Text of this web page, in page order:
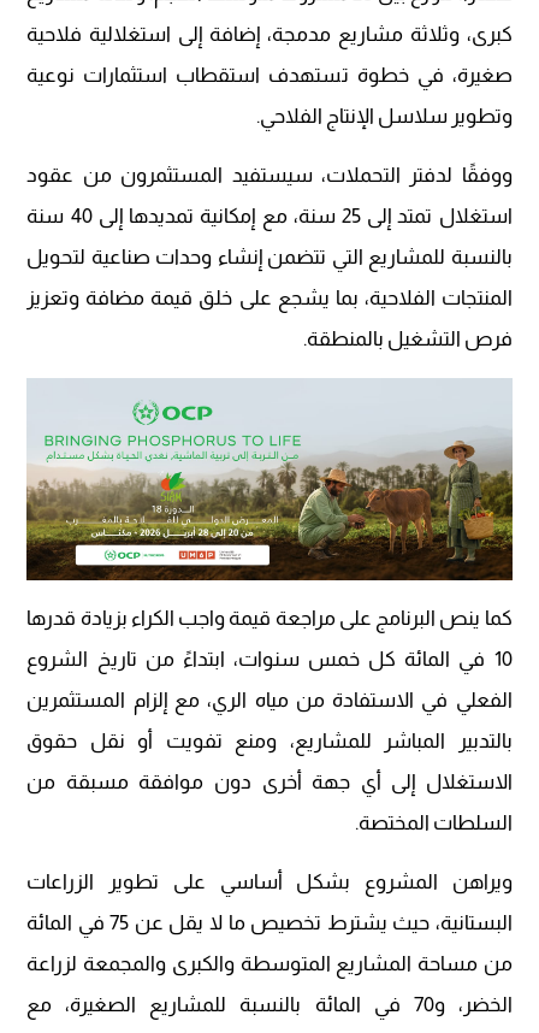
كبرى، وثلاثة مشاريع مدمجة، إضافة إلى استغلالية فلاحية
صغيرة، في خطوة تستهدف استقطاب استثمارات نوعية
وتطوير سلاسل الإنتاج الفلاحي.
ووفقًا لدفتر التحملات، سيستفيد المستثمرون من عقود
استغلال تمتد إلى 25 سنة، مع إمكانية تمديدها إلى 40 سنة
بالنسبة للمشاريع التي تتضمن إنشاء وحدات صناعية لتحويل
المنتجات الفلاحية، بما يشجع على خلق قيمة مضافة وتعزيز
فرص التشغيل بالمنطقة.
كما ينص البرنامج على مراجعة قيمة واجب الكراء بزيادة قدرها
10 في المائة كل خمس سنوات، ابتداءً من تاريخ الشروع
الفعلي في الاستفادة من مياه الري، مع إلزام المستثمرين
بالتدبير المباشر للمشاريع، ومنع تفويت أو نقل حقوق
الاستغلال إلى أي جهة أخرى دون موافقة مسبقة من
السلطات المختصة.
ويراهن المشروع بشكل أساسي على تطوير الزراعات
البستانية، حيث يشترط تخصيص ما لا يقل عن 75 في المائة
من مساحة المشاريع المتوسطة والكبرى والمجمعة لزراعة
الخضر، و70 في المائة بالنسبة للمشاريع الصغيرة، مع